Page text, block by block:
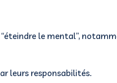
le mental”,
leurs responsabilités.